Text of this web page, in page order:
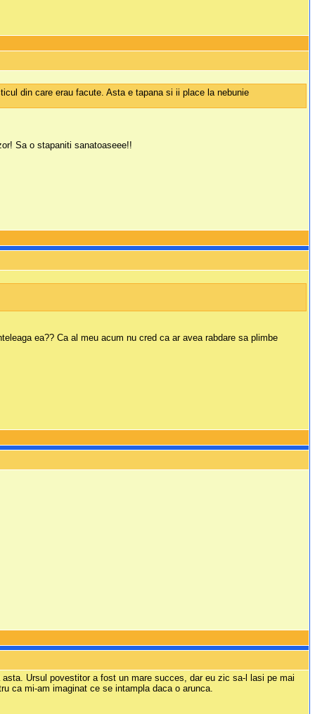
din care erau facute. Asta e tapana si ii place la nebunie
Sa o stapaniti sanatoaseee!!
ea?? Ca al meu acum nu cred ca ar avea rabdare sa plimbe
Ursul povestitor a fost un mare succes, dar eu zic sa-l lasi pe mai
ca mi-am imaginat ce se intampla daca o arunca.